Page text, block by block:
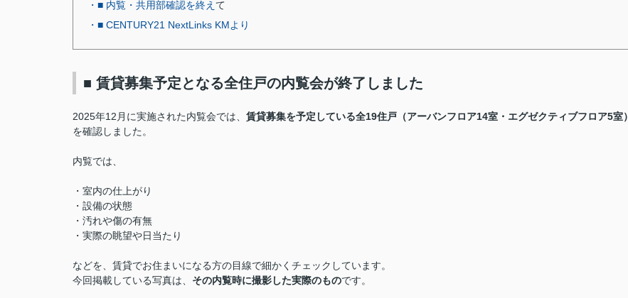
・■ 内覧・共用部確認を終え て
・■ CENTURY21 NextLinks KMより
■ 賃貸募集予定となる全住戸の内覧会が終了しました
2025年12月に実施された内覧会では、 賃貸募集を予定している全19住戸（アーバンフロア14室・エグゼクティブフロア5室）
を確認しました。
内覧では、
・室内の仕上がり
・設備の状態
・汚れや傷の有無
・実際の眺望や日当たり
などを、賃貸でお住まいになる方の目線で細かくチェックしています。
今回掲載している写真は、 その内覧時に撮影した実際のものです。